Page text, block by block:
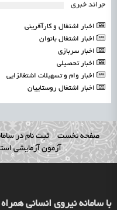
جرائد خبری
اخبار اشتغال و کارآفرینی
اخبار اشتغال بانوان
اخبار سربازی
اخبار تحصیلی
اخبار وام و تسهیلات اشتغالزایی
اخبار اشتغال روستاییان
صفحه نخست ثبت نام در
آزمون آزمایشی
با سامانه نیروی انسانی